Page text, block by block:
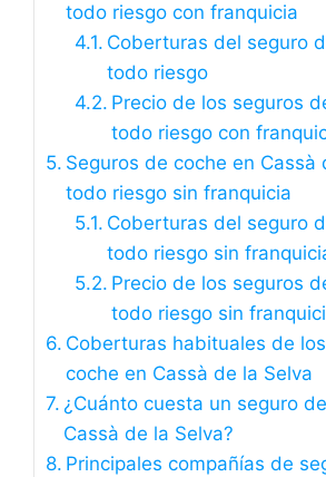
todo riesgo con franquicia
Coberturas del seguro
todo riesgo
Precio de los seguros
todo riesgo con
Seguros de coche en Cassà
todo riesgo sin franquicia
Coberturas del seguro
todo riesgo sin
Precio de los seguros
todo riesgo sin
Coberturas habituales de
coche en Cassà de la Selva
¿Cuánto cuesta un seguro
Cassà de la Selva?
Principales compañías de